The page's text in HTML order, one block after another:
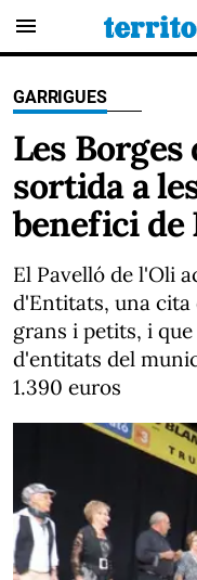
menu
GARRIGUES
Les
sortida a
benefici de
El Pavelló de l'Oli
d'Entitats, una cita
grans i petits, i
d'entitats del
1.390 euros